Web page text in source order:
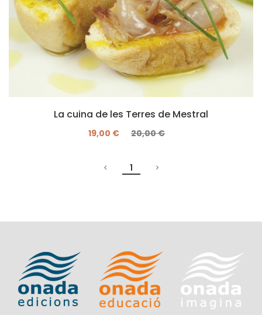
La cuina de les Terres de Mestral
19,00 € 20,00 €
1